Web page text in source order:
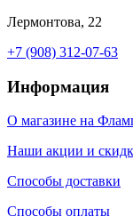
Лермонтова, 22
+7 (908) 312-07-63
Информация
О магазине на
Наши акции и
Способы доставки
Способы оплаты